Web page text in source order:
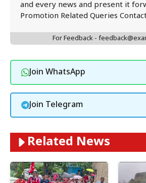
and every news and present it
Promotion Related Queries
For Feedback -
Join WhatsApp
Join Telegram
Related News